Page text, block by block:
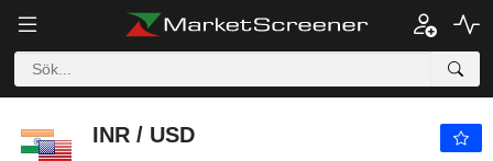
INR / USD
INR / USD